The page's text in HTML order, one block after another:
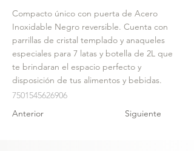
Compacto único con puerta de Acero
Inoxidable Negro reversible. Cuenta con
parrillas de cristal templado y anaqueles
especiales para 7 latas y botella de 2L que
te brindaran el espacio perfecto y
disposición de tus alimentos y bebidas.
7501545626906
Anterior
Siguiente